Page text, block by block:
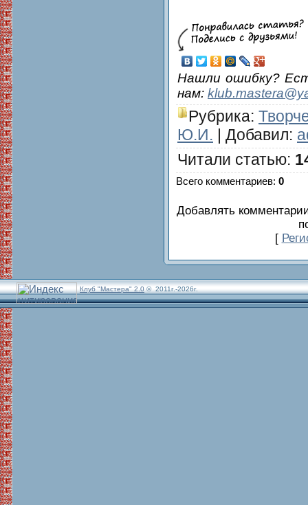
Нашли ошибку?
нам:
Рубрика:
Ю.И.
Добавил:
Читали статью:
Всего комментариев: 0
Добавлять
[
Клуб "Мастера" 2.0 © 2011г.-2026г.